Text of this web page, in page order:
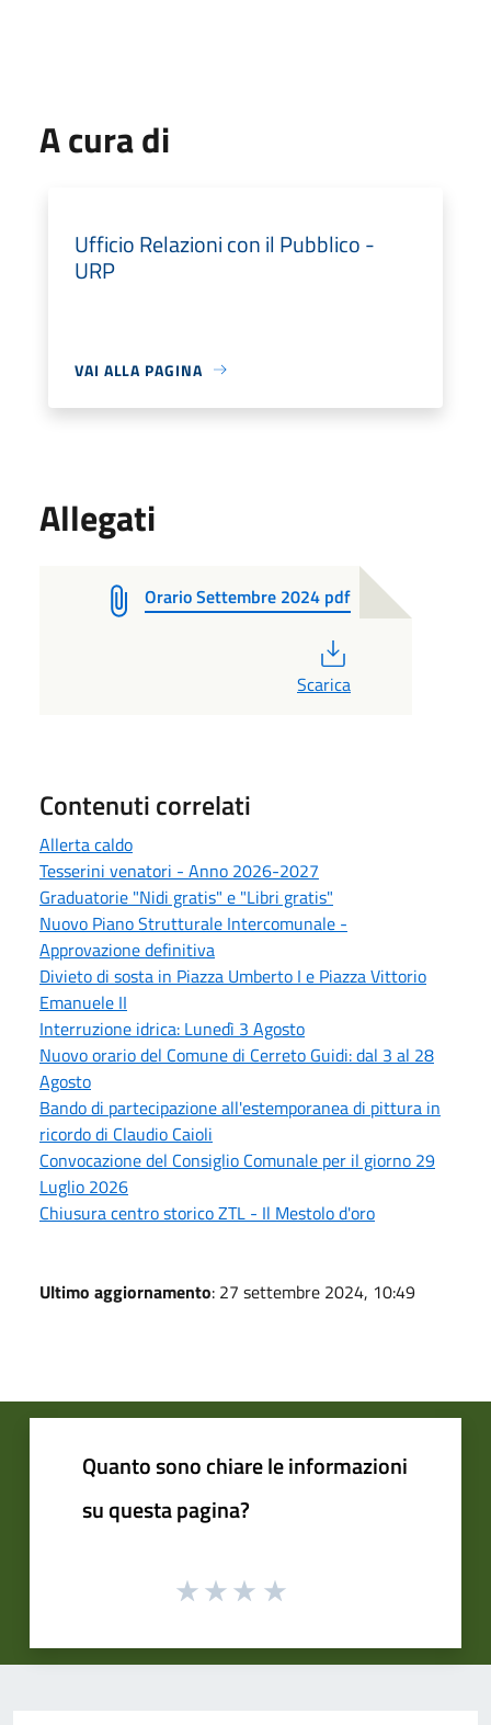
A cura di
Ufficio Relazioni con il Pubblico -
URP
VAI ALLA PAGINA
Allegati
Orario Settembre 2024 pdf
Scarica
Contenuti correlati
Allerta caldo
Tesserini venatori - Anno 2026-2027
Graduatorie "Nidi gratis" e "Libri gratis"
Nuovo Piano Strutturale Intercomunale -
Approvazione definitiva
Divieto di sosta in Piazza Umberto I e Piazza Vittorio
Emanuele II
Interruzione idrica: Lunedì 3 Agosto
Nuovo orario del Comune di Cerreto Guidi: dal 3 al 28
Agosto
Bando di partecipazione all'estemporanea di pittura in
ricordo di Claudio Caioli
Convocazione del Consiglio Comunale per il giorno 29
Luglio 2026
Chiusura centro storico ZTL - Il Mestolo d'oro
Ultimo aggiornamento: 27 settembre 2024, 10:49
Quanto sono chiare le informazioni
su questa pagina?